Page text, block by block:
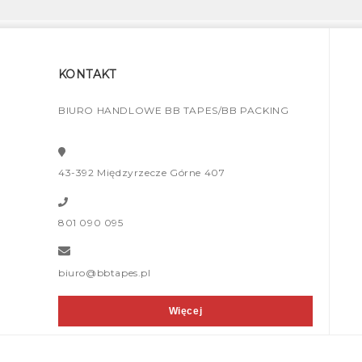
KONTAKT
BIURO HANDLOWE BB TAPES/BB PACKING
43-392 Międzyrzecze Górne 407
801 090 095
biuro@bbtapes.pl
Więcej